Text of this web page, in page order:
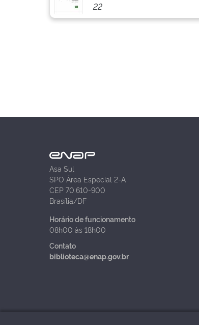
22
Asa Sul
SPO Área Especial 2-A
CEP 70.610-900
Brasília/DF
Horário de funcionamento
08h00 às 18h00
Contato
biblioteca@enap.gov.br